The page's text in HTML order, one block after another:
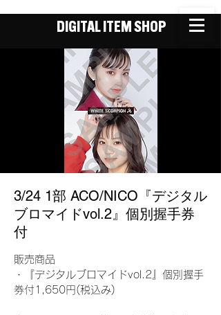
DIGITAL ITEM SHOP
3/24 1部 ACO/NICO『デジタル
ブロマイドvol.2』個別握手券
付
販売商品
・『デジタルブロマイドvol.2』個別握手
券付1,650円(税込み)